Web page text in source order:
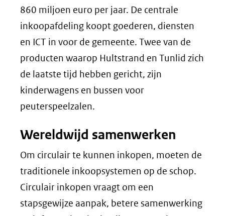
860 miljoen euro per jaar. De centrale
inkoopafdeling koopt goederen, diensten
en ICT in voor de gemeente. Twee van de
producten waarop Hultstrand en Tunlid zich
de laatste tijd hebben gericht, zijn
kinderwagens en bussen voor
peuterspeelzalen.
Wereldwijd samenwerken
Om circulair te kunnen inkopen, moeten de
traditionele inkoopsystemen op de schop.
Circulair inkopen vraagt om een
stapsgewijze aanpak, betere samenwerking